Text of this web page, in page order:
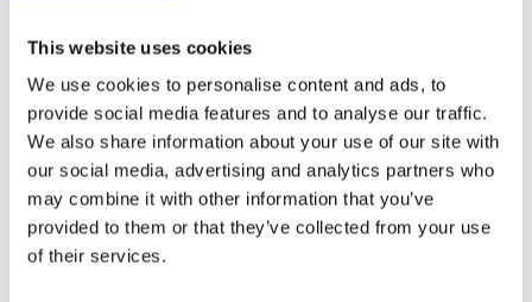
This website uses cookies
We use cookies to personalise content and ads, to
provide social media features and to analyse our traffic.
We also share information about your use of our site with
our social media, advertising and analytics partners who
may combine it with other information that you’ve
provided to them or that they’ve collected from your use
of their services.
Med ekologisk ringblomma som verkar lugnande
Mjukgörande naturliga oljor som hjälper hudens
egna funktioner
Användning